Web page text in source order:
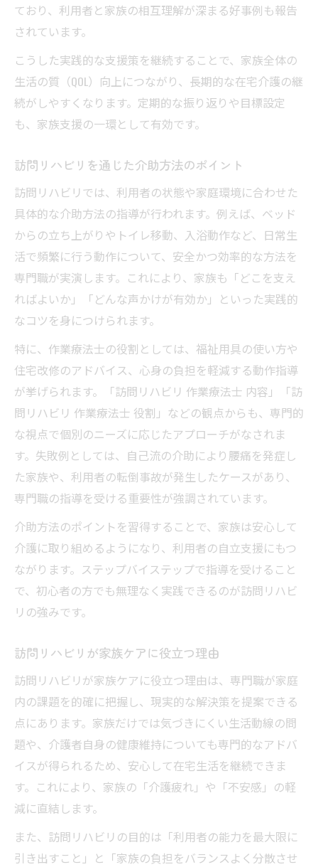
ており、利用者と家族の相互理解が深まる好事例も報告
されています。
こうした実践的な支援策を継続することで、家族全体の
生活の質（QOL）向上につながり、長期的な在宅介護の継
続がしやすくなります。定期的な振り返りや目標設定
も、家族支援の一環として有効です。
訪問リハビリを通じた介助方法のポイント
訪問リハビリでは、利用者の状態や家庭環境に合わせた
具体的な介助方法の指導が行われます。例えば、ベッド
からの立ち上がりやトイレ移動、入浴動作など、日常生
活で頻繁に行う動作について、安全かつ効率的な方法を
専門職が実演します。これにより、家族も「どこを支え
ればよいか」「どんな声かけが有効か」といった実践的
なコツを身につけられます。
特に、作業療法士の役割としては、福祉用具の使い方や
住宅改修のアドバイス、心身の負担を軽減する動作指導
が挙げられます。「訪問リハビリ 作業療法士 内容」「訪
問リハビリ 作業療法士 役割」などの観点からも、専門的
な視点で個別のニーズに応じたアプローチがなされま
す。失敗例としては、自己流の介助により腰痛を発症し
た家族や、利用者の転倒事故が発生したケースがあり、
専門職の指導を受ける重要性が強調されています。
介助方法のポイントを習得することで、家族は安心して
介護に取り組めるようになり、利用者の自立支援にもつ
ながります。ステップバイステップで指導を受けること
で、初心者の方でも無理なく実践できるのが訪問リハビ
リの強みです。
訪問リハビリが家族ケアに役立つ理由
訪問リハビリが家族ケアに役立つ理由は、専門職が家庭
内の課題を的確に把握し、現実的な解決策を提案できる
点にあります。家族だけでは気づきにくい生活動線の問
題や、介護者自身の健康維持についても専門的なアドバ
イスが得られるため、安心して在宅生活を継続できま
す。これにより、家族の「介護疲れ」や「不安感」の軽
減に直結します。
また、訪問リハビリの目的は「利用者の能力を最大限に
引き出すこと」と「家族の負担をバランスよく分散させ